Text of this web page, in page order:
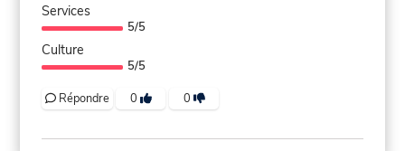
Services
5/5
Culture
5/5
Répondre 0 0